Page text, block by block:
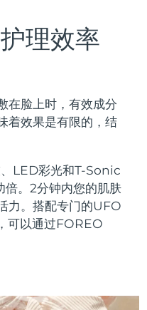
理效率
在脸上时，有效成分
着效果是有限的，结
LED彩光和T-Sonic
倍。2分钟内您的肌肤
力。搭配专门的UFO
可以通过FOREO
on-the-go
腔护理
toothbrush
sonic toothbrush
治疗
预计送达日期8/12/26
预计送达日期 8/12/26
预计送达日期 8/18/26
预计送达日期8/15/26
预计送达日期8/17/26
预计送达日期8/12/26
预计送达日期8/16/26